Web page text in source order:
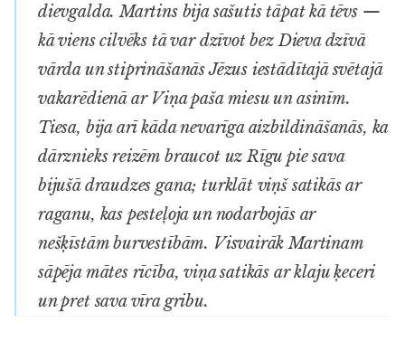
dievgalda. Martins bija sašutis tāpat kā tēvs —
kā viens cilvēks tā var dzīvot bez Dieva dzīvā
vārda un stiprināšanās Jēzus iestādītajā svētajā
vakarēdienā ar Viņa paša miesu un asinīm.
Tiesa, bija arī kāda nevarīga aizbildināšanās, ka
dārznieks reizēm braucot uz Rīgu pie sava
bijušā draudzes gana; turklāt viņš satikās ar
raganu, kas pesteļoja un nodarbojās ar
nešķīstām burvestībām. Visvairāk Martinam
sāpēja mātes rīcība, viņa satikās ar klaju ķeceri
un pret sava vīra gribu.